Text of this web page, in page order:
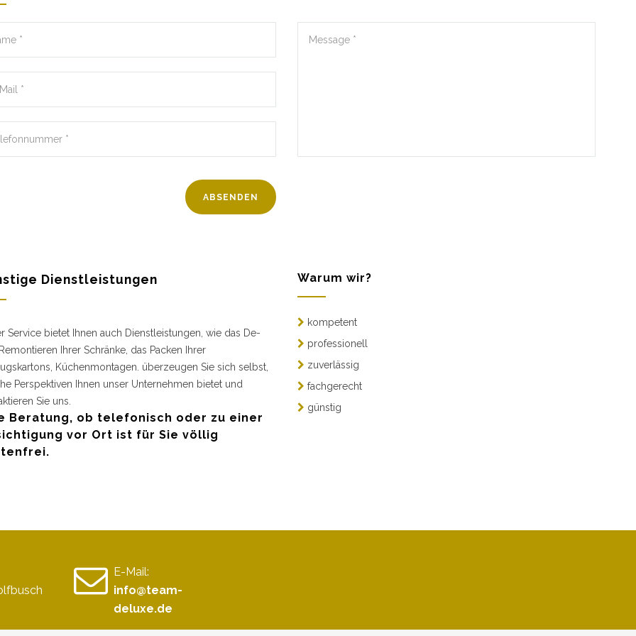
Dienstleistungen
Service bietet Ihnen auch Dienstleistungen, wie das De-
Ihrer Schränke, das Packen Ihrer
Küchenmontagen. überzeugen Sie sich selbst,
Perspektiven Ihnen unser Unternehmen bietet und
Sie uns.
Beratung, ob telefonisch oder zu einer
vor Ort ist für Sie völlig
Warum wir?
kompetent
professionell
zuverlässig
fachgerecht
günstig
E-Mail:
info@team-
deluxe.de